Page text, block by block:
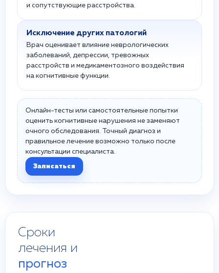
и сопутствующие расстройства.
Исключение других патологий
Врач оценивает влияние неврологических
заболеваний, депрессии, тревожных
расстройств и медикаментозного воздействия
на когнитивные функции.
Онлайн-тесты или самостоятельные попытки
оценить когнитивные нарушения не заменяют
очного обследования. Точный диагноз и
правильное лечение возможно только после
консультации специалиста.
Записаться
Сроки
лечения и
прогноз